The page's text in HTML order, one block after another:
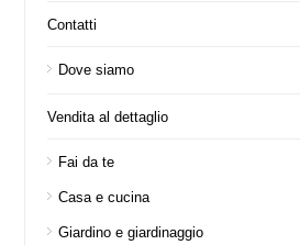
Contatti
Dove siamo
Vendita al dettaglio
Fai da te
Casa e cucina
Giardino e giardinaggio